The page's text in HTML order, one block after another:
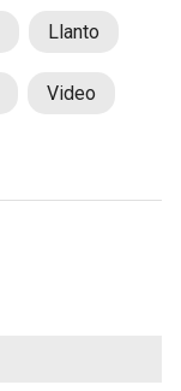
Llanto
Video